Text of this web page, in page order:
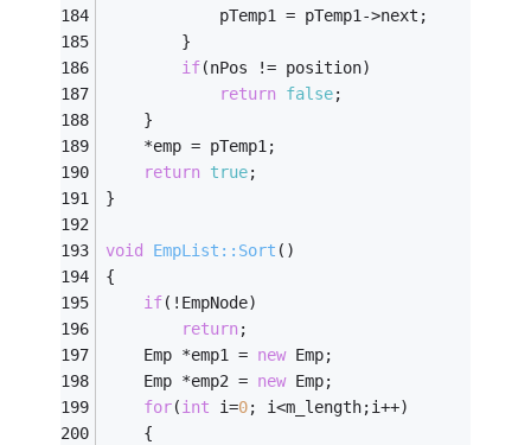
			pTemp1 = pTemp1->next;
		}
if(nPos != position)
return false;
	}
	*emp = pTemp1;
return true;
}
void EmpList::Sort ()
{
if(!EmpNode)
return;
	Emp *emp1 =
new Emp;
	Emp *emp2 =
new Emp;
for(int i=0; i<m_length;i++)
	{